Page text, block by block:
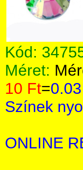
Kód:
Méret:
10 Ft=
Színek
ONLINE